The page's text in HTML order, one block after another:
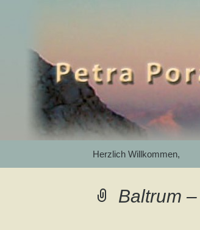
Petra
Herzlich Willkommen,
Baltrum